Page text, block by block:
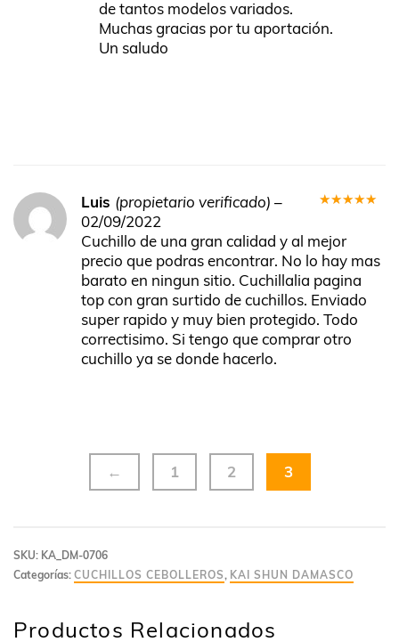
de tantos modelos variados.
Muchas gracias por tu aportación.
Un saludo
Luis (propietario verificado) –
02/09/2022
Cuchillo de una gran calidad y al mejor
precio que podras encontrar. No lo hay mas
barato en ningun sitio. Cuchillalia pagina
top con gran surtido de cuchillos. Enviado
super rapido y muy bien protegido. Todo
correctisimo. Si tengo que comprar otro
cuchillo ya se donde hacerlo.
← 1 2 3
SKU: KA_DM-0706
Categorías: CUCHILLOS CEBOLLEROS , KAI SHUN DAMASCO
Productos Relacionados